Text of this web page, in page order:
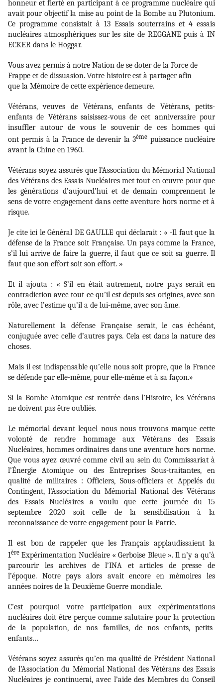
honneur et fierté en participant à ce programme nucléaire qui
avait pour objectif la mise au point de la Bombe au Plutonium.
Ce programme consistait à 13 Essais souterrains et 4 essais
nucléaires atmosphériques sur les site de REGGANE puis à IN
ECKER dans le Hoggar.
Vous avez permis à notre Nation de se doter de la Force de
Frappe et de dissuasion. Votre histoireest à partager afin
que la Mémoire de cette expériencedemeure.
Vétérans, veuves de Vétérans, enfants de Vétérans, petits-
enfants de Vétérans saisissez-vous de cet anniversaire pour
insuffler autour de vous le souvenir de ces hommes qui
ont permis à la France de devenir la 3ème puissance nucléaire
avant la Chine en 1960.
Vétérans soyez assurés que l’Association du Mémorial National
des Vétérans des Essais Nucléaires met tout en œuvre pour que
les générations d’aujourd’hui et de demain comprennent le
sens de votre engagement dans cette aventure hors norme et à
risque.
Je cite ici le Général DE GAULLE qui déclarait : «-Il faut que la
défense de la France soit Française. Un pays comme la France,
s’il lui arrive de faire la guerre, il faut que ce soit sa guerre. Il
faut que son effort soit son effort. »
Et il ajouta : « S’il en était autrement, notre pays serait en
contradiction avec tout ce qu’il est depuis ses origines, avec son
rôle, avec l’estime qu’il a de lui-même, avec son âme.
Naturellement la défense Française serait, le cas échéant,
conjuguée avec celle d’autres pays. Cela est dans la nature des
choses.
Mais il est indispensable qu’elle nous soit propre, que la France
se défende par elle-même, pour elle-même et à sa façon.»
Si la Bombe Atomique est rentrée dans l’Histoire, les Vétérans
ne doivent pas être oubliés.
Le mémorial devant lequel nous nous trouvons marque cette
volonté de rendre hommage
aux Vétérans des Essais
Nucléaires, hommesordinaires dans une aventure hors norme.
Que vous ayez œuvré comme civil au sein du Commissariat à
l’Énergie Atomique ou des Entreprises Sous-traitantes, en
qualité de militaires : Officiers, Sous-officiers et Appelés du
Contingent, l’Association du Mémorial National des Vétérans
des Essais Nucléaires a voulu que cette journée du 15
septembre 2020 soit celle de la sensibilisation à la
reconnaissance de votre engagement pour la Patrie.
Il est bon de rappeler que les Français applaudissaient la
1ère Expérimentation Nucléaire « Gerboise Bleue ». Il n’y a qu’à
parcourir les archives de l’INA et articles de presse de
l’époque. Notre pays alors avait encore en mémoires les
années noires de la Deuxième Guerre mondiale.
C’est pourquoi votre participation aux expérimentations
nucléaires doit être perçue comme salutaire pour la protection
de la population, de nos familles, de nos enfants, petits-
enfants…
Vétérans soyez assurés qu’en ma qualité de Président National
de l’Association du Mémorial National des Vétérans des Essais
Nucléaires je continuerai, avec l’aide des Membres du Conseil